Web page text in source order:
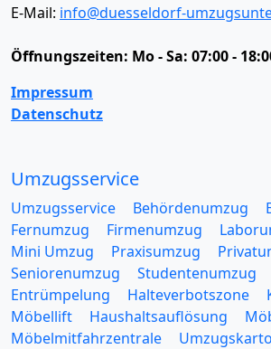
E-Mail: info@duesseldorf-
Öffnungszeiten: Mo - Sa: 07:00 -
Impressum
Datenschutz
Umzugsservice
Umzugsservice Behördenumzug
Fernumzug
Firmenumzug
Mini Umzug
Praxisumzug
Seniorenumzug
Studentenumzug
Entrümpelung
Halteverbotszone
Möbellift
Haushaltsauflösung
Möbelmitfahrzentrale